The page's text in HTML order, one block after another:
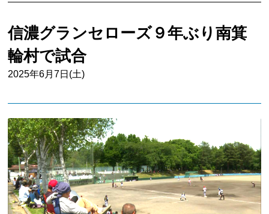
信濃グランセローズ９年ぶり南箕
輪村で試合
2025年6月7日(土)